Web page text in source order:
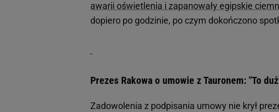
awarii oświetlenia i zapanowały egipskie
dopiero po godzinie, po czym dokończono
Prezes Rakowa o umowie z Tauronem: "To
Zadowolenia z podpisania umowy nie krył